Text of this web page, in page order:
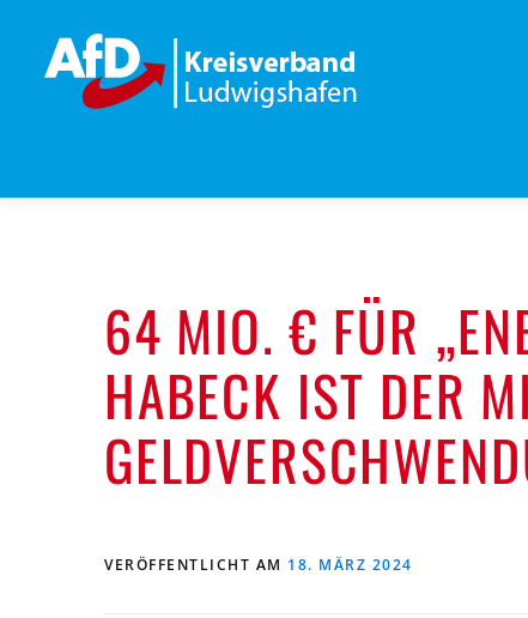
springen
64 MIO. € FÜR
HABECK IST DER
VERÖFFENTLICHT AM 18. MÄRZ 2024